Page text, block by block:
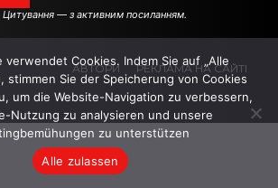
Цитування — з активним посиланням.
АВТОРИ РЕКЛАМА НА САЙТІ
verwendet Cookies. Indem Sie auf „Alle
stimmen Sie der Speicherung von Cookies
um die Website-Navigation zu verbessern,
Nutzung zu analysieren und unsere
zu unterstützen
Alle zulassen